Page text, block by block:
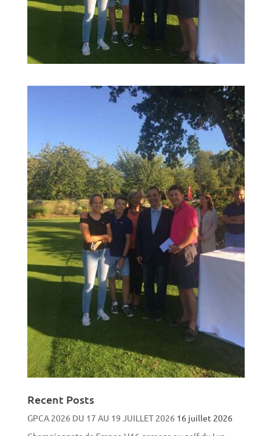
Recent Posts
GPCA 2026 DU 17 AU 19 JUILLET 2026 16 juillet 2026